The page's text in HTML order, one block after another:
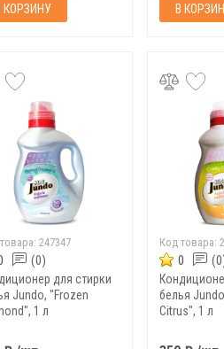
КОРЗИНУ В
247347
(0)
для стирки
Jundo, "Frozen
1 л
Код товара:
0
белья
Citrus", 1 л